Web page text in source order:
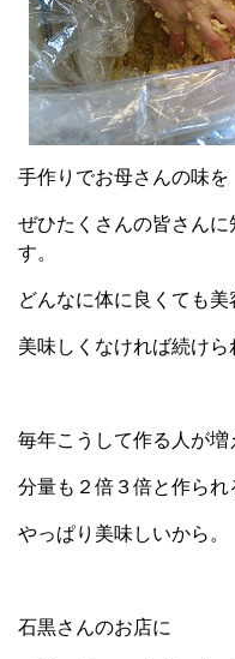
手作りでお母さんの味を
ぜひたくさんの皆さんに
す。
どんなに体に良くても美
美味しくなければ続けら
毎年こうして作る人が増
分量も２倍３倍と作ら
やっぱり美味しいから。
石黒さんのお店に